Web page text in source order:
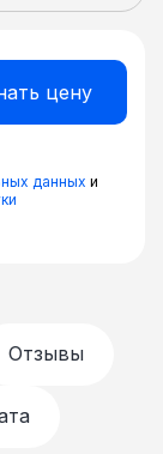
данных и
Отзывы